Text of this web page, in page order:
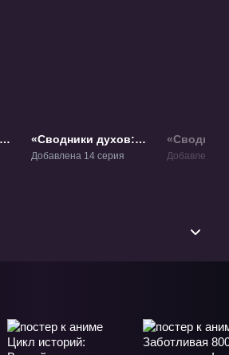
«Сводники духов:
Лисьи свахи -
Добавлена 14 серия
Лисьи
Добавлена